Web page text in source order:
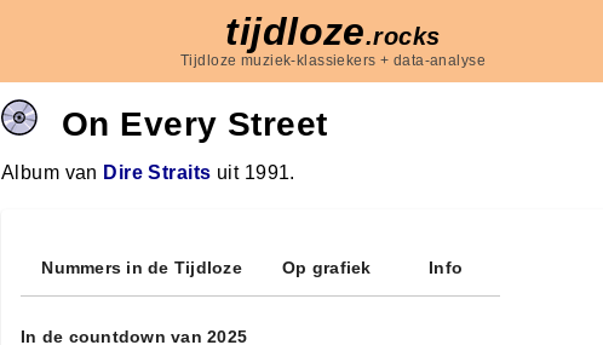
tijdloze.rocks
Tijdloze muziek-klassiekers + data-analyse
On Every Street
Album van Dire Straits uit 1991.
Nummers in de Tijdloze Op grafiek Info
In de countdown van 2025